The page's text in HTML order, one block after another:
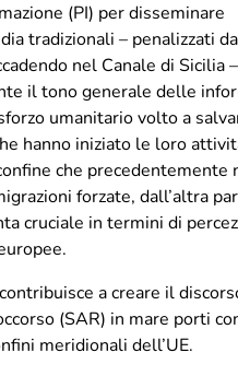
(PI) per disseminare
tradizionali – penalizzati
nel Canale di Sicilia
il tono generale delle
umanitario volto a
hanno iniziato le loro
che precedentemente
forzate, dall’altra
cruciale in termini di
a creare il
(SAR) in mare porti
meridionali dell’UE.